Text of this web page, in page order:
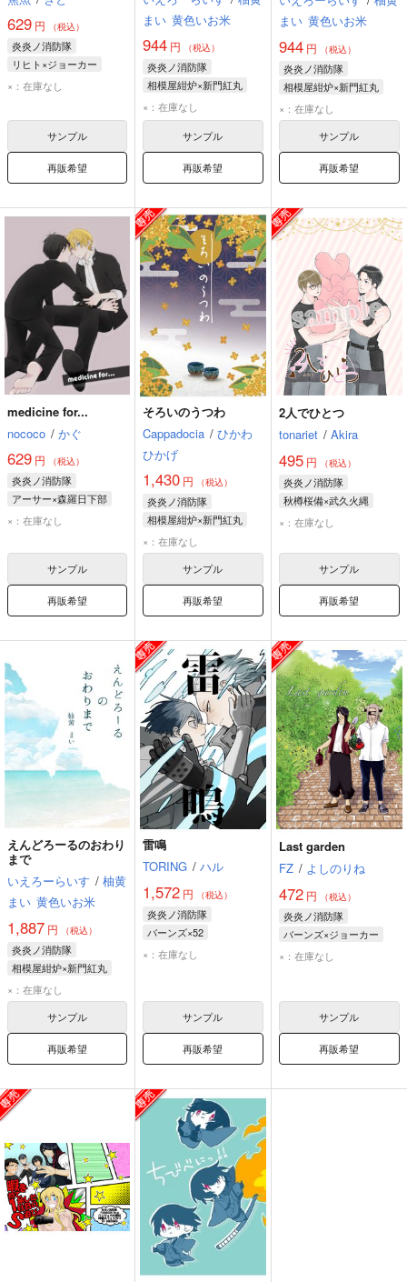
629 円 （税込）
炎炎ノ消防隊
リヒト×ジョーカー
ヴィクトル・リヒト
×：在庫なし
サンプル
再販希望
まい 黄色いお米
944 円 （税込）
炎炎ノ消防隊
相模屋紺炉×新門紅丸
相模屋紺炉
×：在庫なし
サンプル
再販希望
まい 黄色いお米
944円 （税込）
炎炎ノ消防隊
相模屋紺炉×新門紅丸
相模屋紺炉
×：在庫なし
サンプル
再販希望
medicine for...
nococo / かぐ
629 円 （税込）
炎炎ノ消防隊
アーサー×森羅日下部
×：在庫なし
サンプル
再販希望
そろいのうつわ
Cappadocia / ひかわ
ひかげ
1,430 円 （税込）
炎炎ノ消防隊
相模屋紺炉×新門紅丸
新門紅丸
×：在庫なし
サンプル
再販希望
2人でひとつ
tonariet / Akira
495円 （税込）
炎炎ノ消防隊
秋樽桜備×武久火縄
×：在庫なし
サンプル
再販希望
えんどろーるのおわり
まで
いえろーらいす / 柚黄
まい 黄色いお米
1,887 円 （税込）
炎炎ノ消防隊
相模屋紺炉×新門紅丸
相模屋紺炉
×：在庫なし
サンプル
再販希望
雷鳴
TORING / ハル
1,572 円 （税込）
炎炎ノ消防隊
バーンズ×52
レオナルド・バーンズ
×：在庫なし
サンプル
再販希望
Last garden
FZ / よしのりね
472円 （税込）
炎炎ノ消防隊
バーンズ×ジョーカー
レオナルド・バーンズ
×：在庫なし
サンプル
再販希望